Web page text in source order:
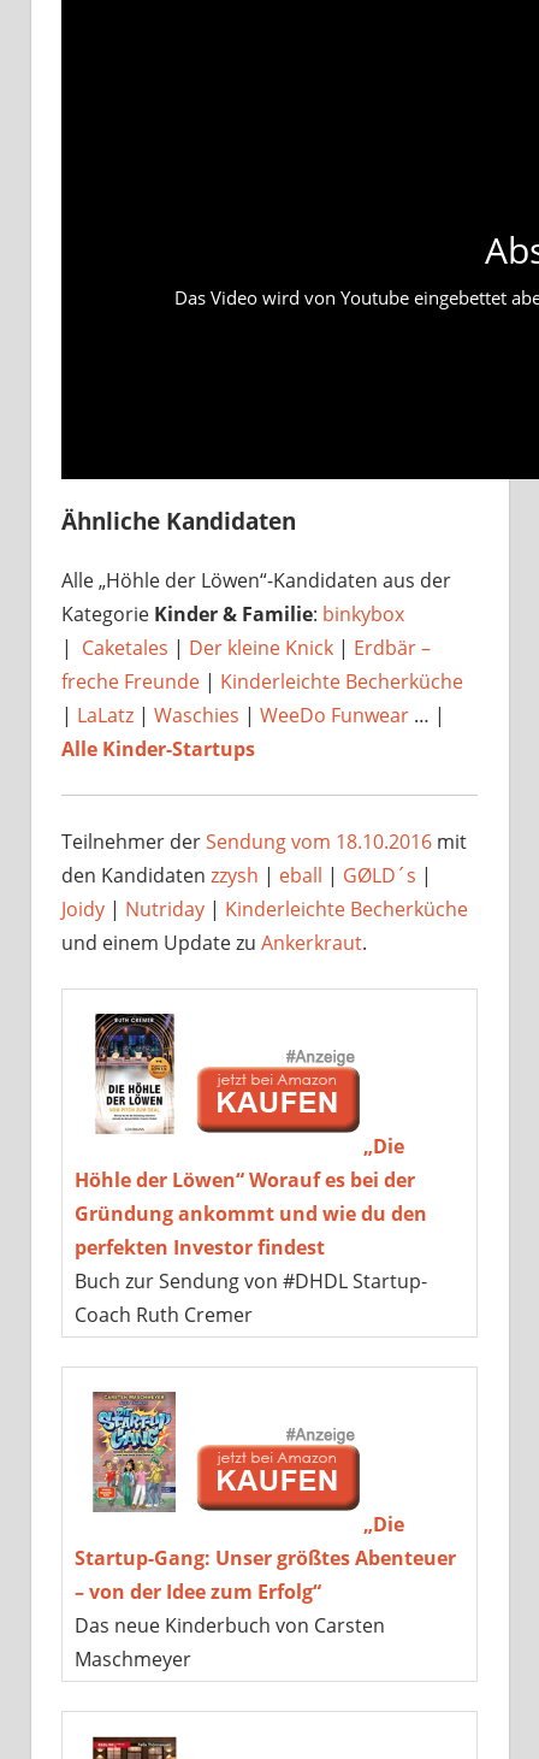
Das Video wird von Youtube eingebettet
Ähnliche Kandidaten
Alle „Höhle der Löwen“-Kandidaten aus der
Kategorie Kinder & Familie: binkybox
| Caketales | Der kleine Knick | Erdbär –
freche Freunde | Kinderleichte Becherküche
| LaLatz | Waschies | WeeDo Funwear … |
Alle Kinder-Startups
Teilnehmer derSendung vom 18.10.2016 mit
den Kandidaten zzysh | eball | GØLD´s |
Joidy | Nutriday | Kinderleichte Becherküche
und einem Update zu Ankerkraut.
„Die
Höhle der Löwen“ Worauf es bei der
Gründung ankommt und wie du den
perfekten Investor findest
Buch zur Sendung von #DHDL Startup-
Coach Ruth Cremer
„Die
Startup-Gang: Unser größtes Abenteuer
– von der Idee zum Erfolg“
Das neue Kinderbuch von Carsten
Maschmeyer